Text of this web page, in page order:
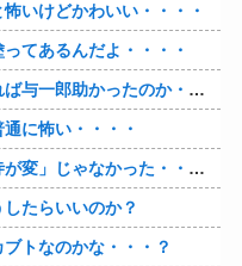
いけどかわいい・・・・
てあるんだよ・・・・
一郎助かったのか・・・？
に怖い・・・・
」じゃなかった・・・？
たらいいのか？
トなのかな・・・？